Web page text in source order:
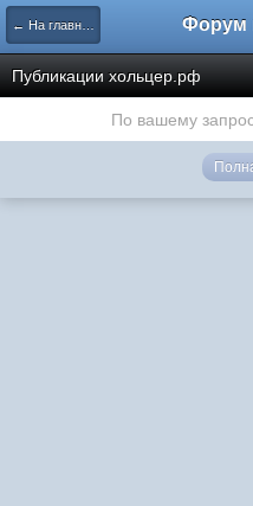
← На главную
Публикации хольцер.рф
По вашему